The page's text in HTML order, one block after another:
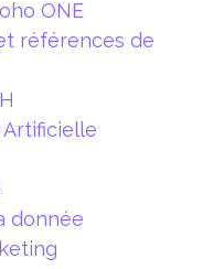
ONE
références de
donnée